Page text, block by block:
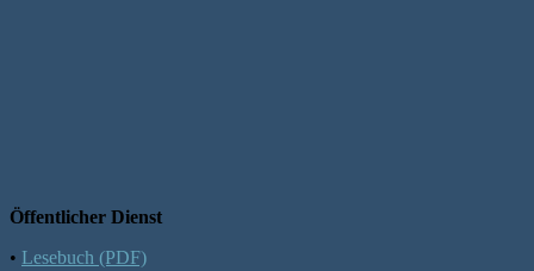
Öffentlicher Dienst
• Lesebuch (PDF)